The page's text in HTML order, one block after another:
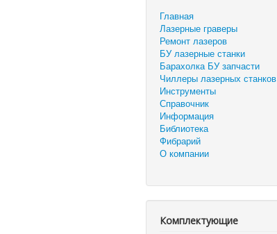
Главная
Лазерные граверы
Ремонт лазеров
БУ лазерные станки
Барахолка БУ запчасти
Чиллеры лазерных станков
Инструменты
Справочник
Информация
Библиотека
Фибрарий
О компании
Комплектующие